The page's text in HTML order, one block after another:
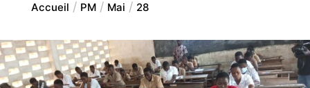
Accueil PM Mai 28